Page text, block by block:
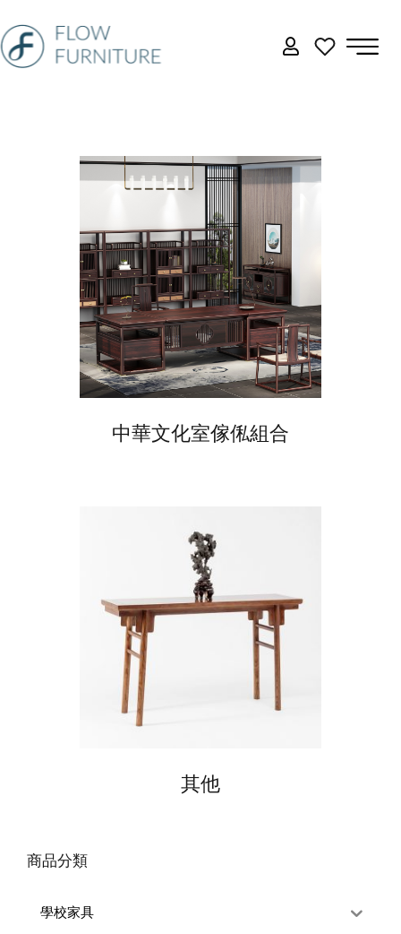
商品分類
學校家具
中華文化室傢俬組合
其他